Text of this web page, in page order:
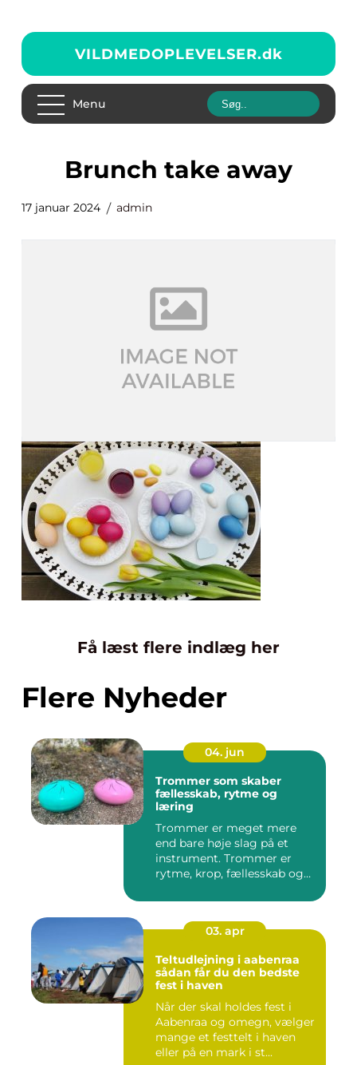
VILDMEDOPLEVELSER.dk
Menu
brunch take away
17 januar 2024 admin
Få læst flere indlæg her
Flere Nyheder
04. jun
Trommer som skaber
fællesskab, rytme og
læring
Trommer er meget mere
end bare høje slag på et
instrument. Trommer er
rytme, krop, fællesskab og
03. apr
Teltudlejning i aabenraa
sådan får du den bedste
fest i haven
Når der skal holdes fest i
Aabenraa og omegn, vælger
mange et festtelt i haven
eller på en mark i st...